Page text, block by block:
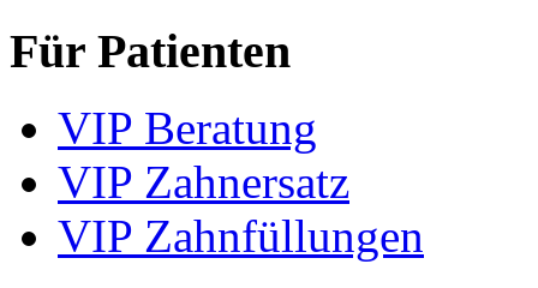
Für Patienten
VIP Beratung
VIP Zahnersatz
VIP Zahnfüllungen